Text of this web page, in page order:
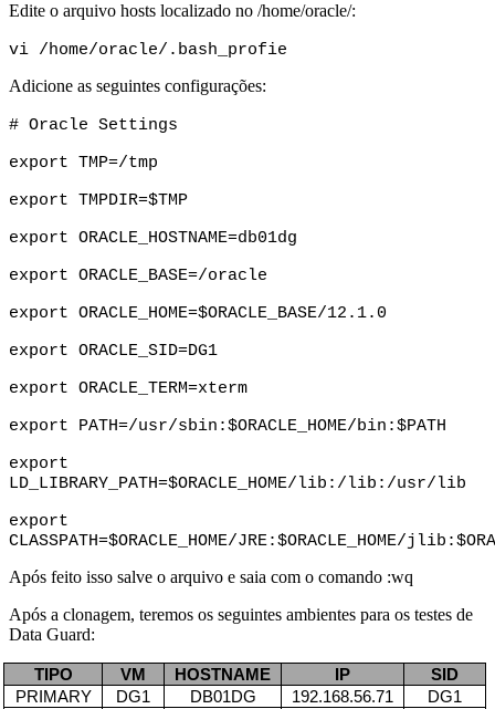
Edite o arquivo hosts localizado no /home/oracle/:
vi /home/oracle/.bash_profie
Adicione as seguintes configurações:
# Oracle Settings
export TMP=/tmp
export TMPDIR=$TMP
export ORACLE_HOSTNAME=db01dg
export ORACLE_BASE=/oracle
export ORACLE_HOME=$ORACLE_BASE/12.1.0
export ORACLE_SID=DG1
export ORACLE_TERM=xterm
export PATH=/usr/sbin:$ORACLE_HOME/bin:$PATH
export
LD_LIBRARY_PATH=$ORACLE_HOME/lib:/lib:/usr/lib
export
CLASSPATH=$ORACLE_HOME/JRE:$ORACLE_HOME/
Após feito isso salve o arquivo e saia com o comando :wq
Após a clonagem, teremos os seguintes ambientes para os testes de
Data Guard:
TIPO VM HOSTNAME IP
SID
PRIMARY
DG1 DB01DG 192.168.56.71
DG1